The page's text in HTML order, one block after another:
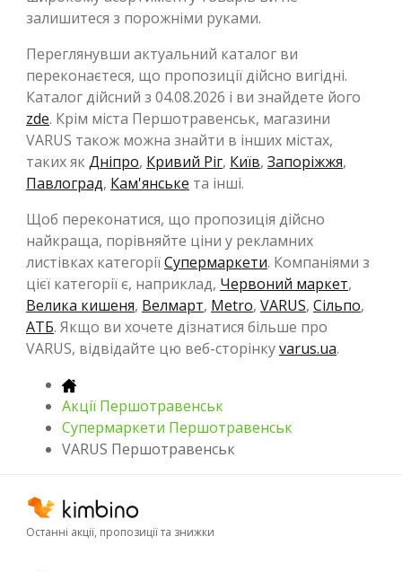
залишитеся з порожніми руками.
Переглянувши актуальний каталог ви
переконаєтеся, що пропозиції дійсно вигідні.
Каталог дійсний з 04.08.2026 і ви знайдете його
zde. Крім міста Першотравенськ, магазини
VARUS також можна знайти в інших містах,
таких як Дніпро, Кривий Ріг, Київ, Запоріжжя,
Павлоград, Кам'янське та інші.
Щоб переконатися, що пропозиція дійсно
найкраща, порівняйте ціни у рекламних
листівках категоріїСупермаркети. Компаніями з
цієї категорії є, наприклад, Червоний маркет,
Велика кишеня, Велмарт, Metro, VARUS, Сільпо,
АТБ. Якщо ви хочете дізнатися більше про
VARUS, відвідайте цю веб-сторінкуvarus.ua.
Акції Першотравенськ
Супермаркети Першотравенськ
VARUS Першотравенськ
Останні акції, пропозиції та знижки